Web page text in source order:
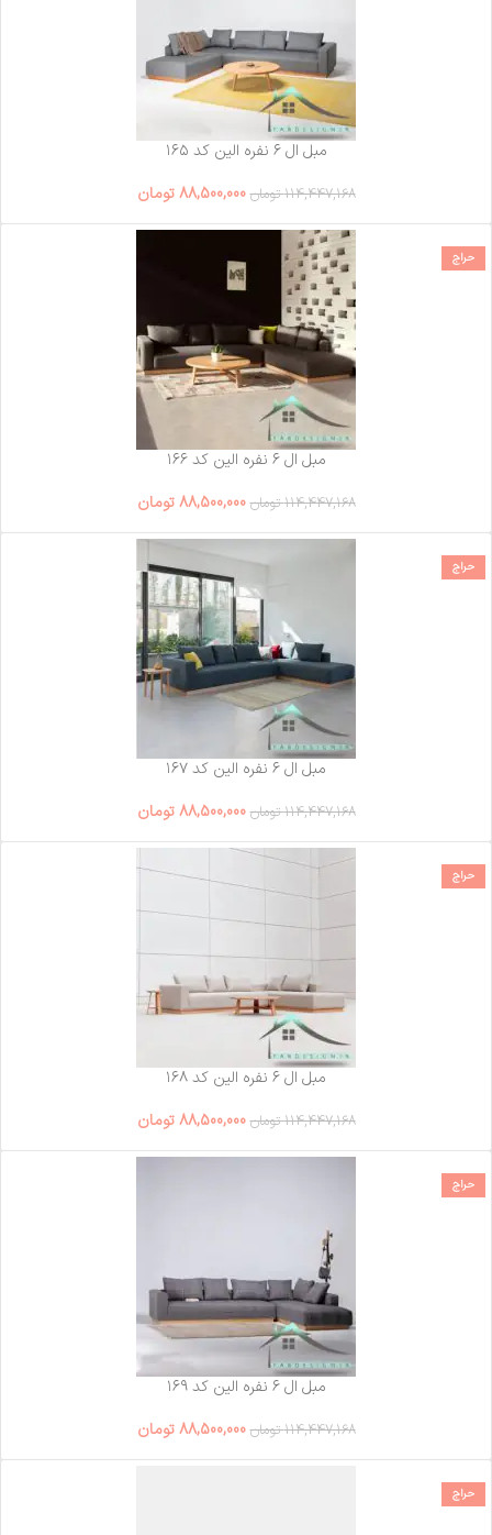
مبل ال ۶ نفره الین کد ۱۶۵
114,447,168 تومان 88,500,000 تومان
حراج
مبل ال ۶ نفره الین کد ۱۶۶
114,447,168 تومان 88,500,000 تومان
حراج
مبل ال ۶ نفره الین کد ۱۶۷
114,447,168 تومان 88,500,000 تومان
حراج
مبل ال ۶ نفره الین کد ۱۶۸
114,447,168 تومان 88,500,000 تومان
حراج
مبل ال ۶ نفره الین کد ۱۶۹
114,447,168 تومان 88,500,000 تومان
حراج